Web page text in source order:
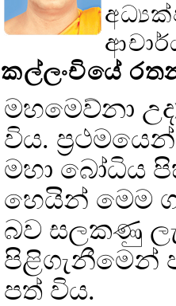
කල්ලංචියේ
මහමෙව්නා
විය.
මහා බෝධිය
හෙයින් මෙම
බව සලකණු
පිළිගැනීමෙන්
පත් විය.